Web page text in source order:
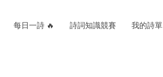
每日一詩 🔥 詩詞知識競賽 我的詩單